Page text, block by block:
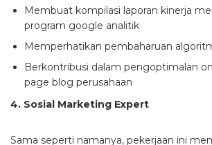
Membuat kompilasi laporan kinerja
program google analitik
Memperhatikan pembaharuan
Berkontribusi dalam pengoptimalan
page blog perusahaan
4. Sosial Marketing Expert
Sama seperti namanya, pekerjaan ini